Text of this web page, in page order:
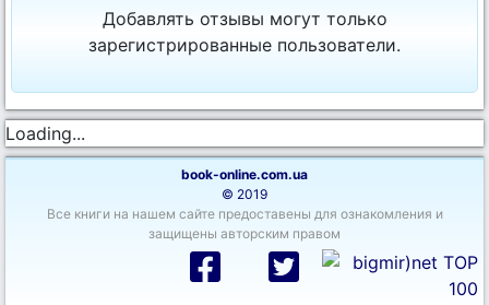
Добавлять отзывы могут только
зарегистрированные пользователи.
Loading...
book-online.com.ua
© 2019
Все книги на нашем сайте предоставены для ознакомления и
защищены авторским правом